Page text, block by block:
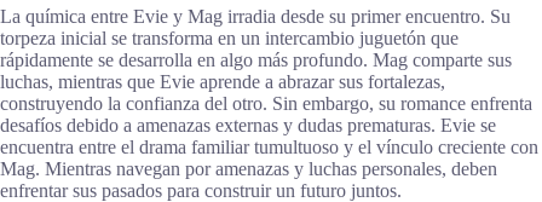
La química entre Evie y Mag irradia desde su primer encuentro. Su
torpeza inicial se transforma en un intercambio juguetón que
rápidamente se desarrolla en algo más profundo. Mag comparte sus
luchas, mientras que Evie aprende a abrazar sus fortalezas,
construyendo la confianza del otro. Sin embargo, su romance enfrenta
desafíos debido a amenazas externas y dudas prematuras. Evie se
encuentra entre el drama familiar tumultuoso y el vínculo creciente con
Mag. Mientras navegan por amenazas y luchas personales, deben
enfrentar sus pasados para construir un futuro juntos.